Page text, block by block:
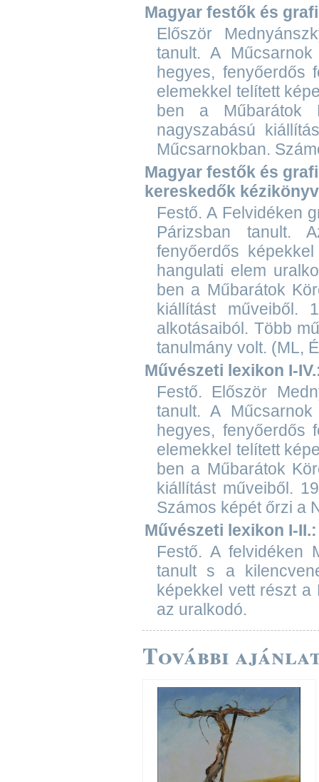
Magyar festők és
Először
tanult. A
hegyes, fenyőerdős
elemekkel telített
ben a Műbarátok
nagyszabású
Műcsarnokban.
Magyar festők és
kereskedők
Festő. A Felvidéken
Párizsban tanult.
fenyőerdős
hangulati elem
ben a Műbarátok
kiállítást műveiből.
alkotásaiból. Több
tanulmány volt. (ML,
Művészeti lexikon I-
Festő. Először
tanult. A
hegyes, fenyőerdős
elemekkel telített
ben a Műbarátok
kiállítást műveiből.
Számos képét őrzi a
Művészeti lexikon I-II.:
Festő. A felvidéken
tanult s a
képekkel vett részt a
az uralkodó.
További